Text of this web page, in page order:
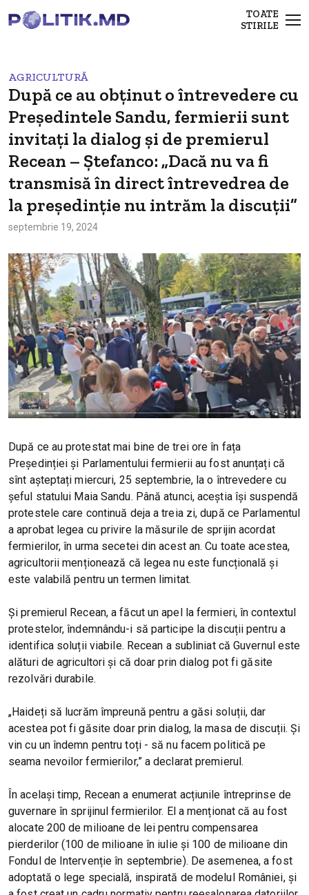
TOATE
STIRILE
AGRICULTURĂ
După ce au obținut o întrevedere cu
Președintele Sandu, fermierii sunt
invitați la dialog și de premierul
Recean – Ștefanco: „Dacă nu va fi
transmisă în direct întrevedrea de
la președinție nu intrăm la discuții”
septembrie 19, 2024
După ce au protestat mai bine de trei ore în fața
Președinției și Parlamentului fermierii au fost anunțați că
sînt așteptați miercuri, 25 septembrie, la o întrevedere cu
șeful statului Maia Sandu. Până atunci, aceștia își suspendă
protestele care continuă deja a treia zi, după ce Parlamentul
a aprobat legea cu privire la măsurile de sprijin acordat
fermierilor, în urma secetei din acest an. Cu toate acestea,
agricultorii menționează că legea nu este funcțională și
este valabilă pentru un termen limitat.
Și premierul Recean, a făcut un apel la fermieri, în contextul
protestelor, îndemnându-i să participe la discuții pentru a
identifica soluții viabile. Recean a subliniat că Guvernul este
alături de agricultori și că doar prin dialog pot fi găsite
rezolvări durabile.
„Haideți să lucrăm împreună pentru a găsi soluții, dar
acestea pot fi găsite doar prin dialog, la masa de discuții. Și
vin cu un îndemn pentru toți - să nu facem politică pe
seama nevoilor fermierilor,” a declarat premierul.
În același timp, Recean a enumerat acțiunile întreprinse de
guvernare în sprijinul fermierilor. El a menționat că au fost
alocate 200 de milioane de lei pentru compensarea
pierderilor (100 de milioane în iulie și 100 de milioane din
Fondul de Intervenție în septembrie). De asemenea, a fost
adoptată o lege specială, inspirată de modelul României, și